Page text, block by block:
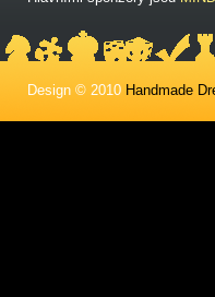
Design © 2010 Handmade